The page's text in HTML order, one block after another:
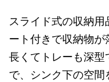
スライド式の収納
ート付きで収納物が
長くてトレーも深
で、シンク下の空間